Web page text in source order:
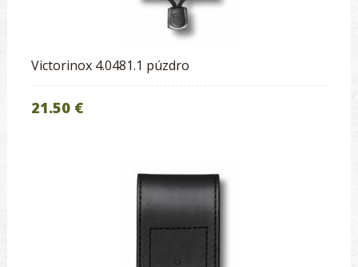
Victorinox 4.0481.1 púzdro
21.50 €